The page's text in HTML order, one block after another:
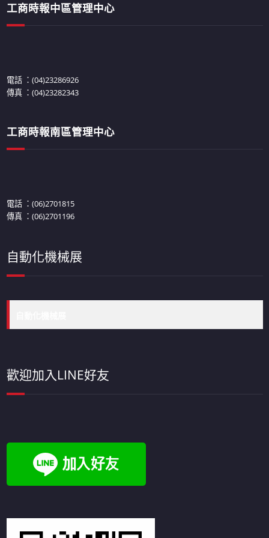
工商時報中區管理中心
電話 ：(04)23286926
傳真 ：(04)23282343
工商時報南區管理中心
電話 ：(06)2701815
傳真 ：(06)2701196
自動化機械展
歡迎加入LINE好友